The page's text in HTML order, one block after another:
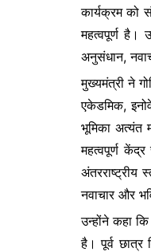
कार्यक्रम को
महत्वपूर्ण है।
अनुसंधान,
मुख्यमंत्री ने
एकेडमिक,
भूमिका अत्यंत
महत्वपूर्ण
अंतरराष्ट्रीय
नवाचार और
उन्होंने कहा
है। पूर्व छात्र